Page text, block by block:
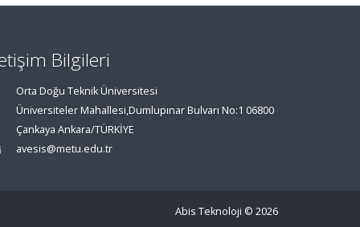
Bilgileri
Orta Doğu Teknik Üniversitesi
Üniversiteler Mahallesi,Dumlupınar Bulvarı No:1 06800
Çankaya Ankara/TÜRKİYE
avesis@metu.edu.tr
Abis Teknoloji © 2026